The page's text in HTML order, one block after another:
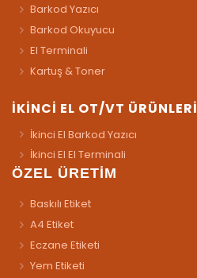
Barkod Yazıcı
Barkod Okuyucu
El Terminali
Kartuş & Toner
İKİNCİ EL OT/VT ÜRÜNLERİ
İkinci El Barkod Yazıcı
İkinci El El Terminali
ÖZEL ÜRETİM
Baskılı Etiket
A4 Etiket
Eczane Etiketi
Yem Etiketi